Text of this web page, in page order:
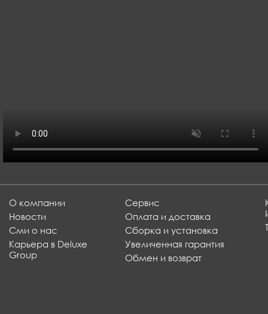
О компании
Новости
Сми о нас
Карьера в Deluxe
Group
Сервис
Оплата и доставка
Сборка и установка
Увеличенная гарантия
Обмен и возврат